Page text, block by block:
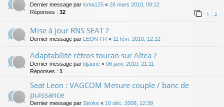
Dernier message par isma125 « 26 mars 2010, 09:12
Réponses : 32 1 2
Mise à jour RNS SEAT ?
Dernier message par LEON FR « 11 févr. 2010, 12:12
Adaptabilité rétros touran sur Altea ?
Dernier message par titjaune « 06 janv. 2010, 21:11
Réponses : 1
Seat Leon : VAGCOM Mesure couple / banc de
puissance
Dernier message par Stroke « 10 déc. 2008, 12:39